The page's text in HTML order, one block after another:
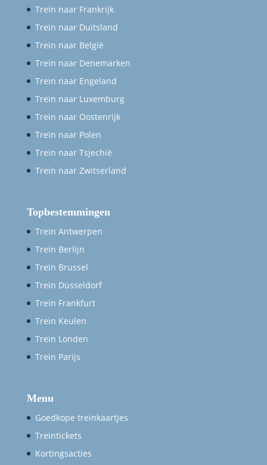
Trein naar Frankrijk
Trein naar Duitsland
Trein naar België
Trein naar Denemarken
Trein naar Engeland
Trein naar Luxemburg
Trein naar Oostenrijk
Trein naar Polen
Trein naar Tsjechië
Trein naar Zwitserland
Topbestemmingen
Trein Antwerpen
Trein Berlijn
Trein Brussel
Trein Düsseldorf
Trein Frankfurt
Trein Keulen
Trein Londen
Trein Parijs
Menu
Goedkope treinkaartjes
Treintickets
Kortingsacties